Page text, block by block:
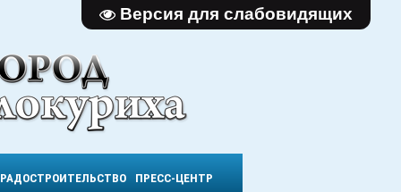
Версия для слабовидящих
ПРЕСС-ЦЕНТР